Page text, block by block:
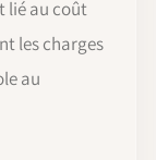
lié au coût
les charges
au